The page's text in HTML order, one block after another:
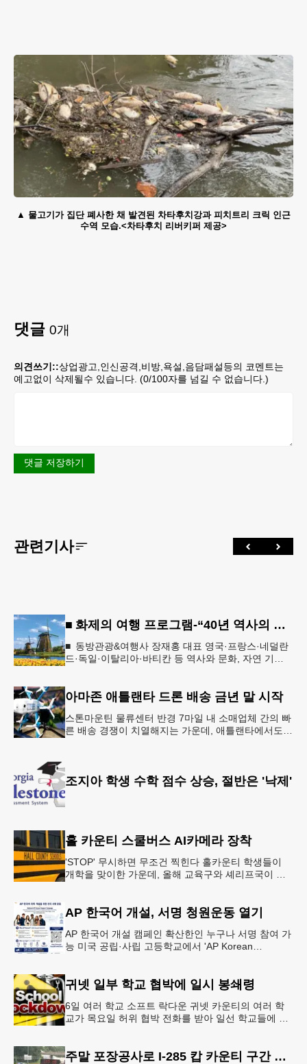
물고기가 집단 폐사한 채 발견된 차타후치강과 피치트리 크릭 인근
수역 모습.<차타후치 리버키퍼 제공>
댓글 0개
의견쓰기::상업광고,인신공격,비방,욕설,음담패설등의 코멘트는
예고없이 삭제될수 있습니다. (0/100자를 넘길 수 없습니다.)
댓글 저장하기
관련기사
■ 화제의 여행 프로그램-“40년 역사의 신뢰… 서유럽 8개국 13일 대장정”
■ 동방관광&여행사 장재홍 대표 영국·프랑스·네덜란
드·독일·이탈리아·바티칸 등 역사와 문화, 자연 기
아마존 애틀랜타 드론 배송 금년 말 시작
스톤마운틴 물류센터 반경 7마일 내 소매업체 간의 빠
른 배송 경쟁이 치열해지는 가운데, 애틀랜타에서도
조지아 학생 수학 점수 상승, 절반은 '낙제'
홀 카운티 스쿨버스 AI카메라 장착
'STOP' 무시하면 무조건 찍힌다 홀카운티 학생들이
개학을 맞이한 가운데, 올해 교육구와 셰리프국이 학
AP 한국어 개설, 서명 청원운동 열기
AP 한국어 개설 캠페인 확산한인 누구나 서명 참여 가
능 미국 공립·사립 고등학교에서 'AP Korean
귀넷 일부 학교 협박에 일시 봉쇄령
6일 여러 학교 소프트 락다운 귀넷 카운티의 여러 학
교가 목요일 허위 협박 전화를 받아 일선 학교들에 일
주말 포장공사로 I-285 캅 카운티 구간 통행금지